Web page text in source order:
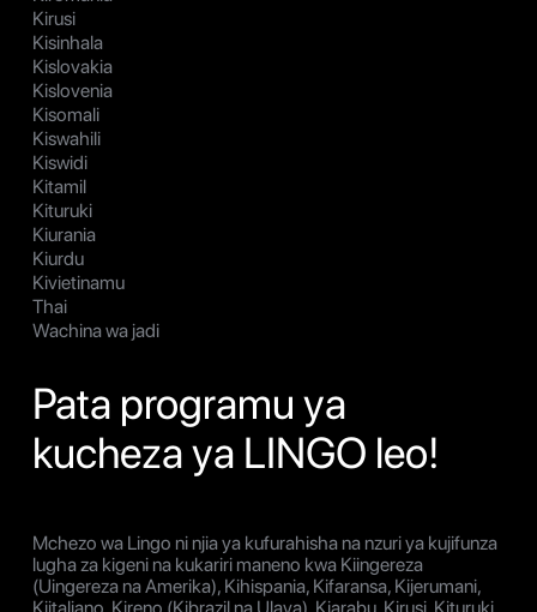
Kirusi
Kisinhala
Kislovakia
Kislovenia
Kisomali
Kiswahili
Kiswidi
Kitamil
Kituruki
Kiurania
Kiurdu
Kivietinamu
Thai
Wachina wa jadi
Pata programu ya
kucheza ya LINGO leo!
Mchezo wa Lingo ni njia ya kufurahisha na nzuri ya kujifunza
lugha za kigeni na kukariri maneno kwa Kiingereza
(Uingereza na Amerika), Kihispania, Kifaransa, Kijerumani,